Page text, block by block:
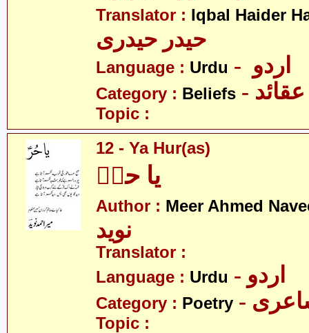
Translator : Iqbal Haider
حیدر حیدری
Language : Urdu
Category : Beliefs - عقائد
Topic :
12 - Ya Hur(as)
یا حرؑ
Author : Meer Ahmed
نوید
Translator :
Language : Urdu - اردو
Category : Poetry
Topic :